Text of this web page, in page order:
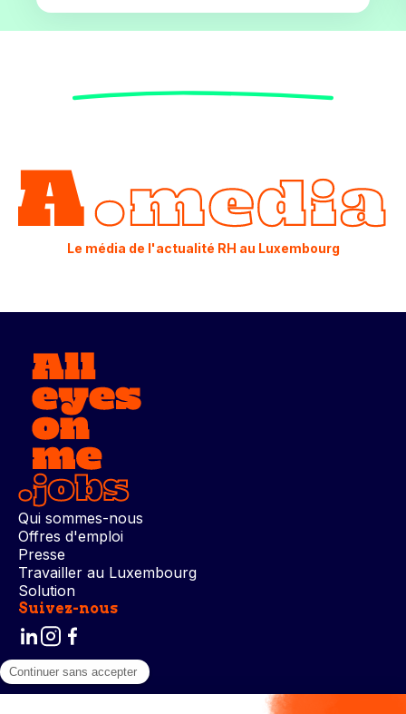
Le média de l'actualité RH au Luxembourg
Qui sommes-nous
Offres d'emploi
Presse
Travailler au Luxembourg
Solution
Suivez-nous